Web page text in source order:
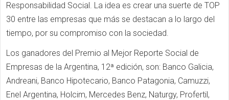
Responsabilidad Social. La idea es crear una suerte de TOP
30 entre las empresas que más se destacan a lo largo del
tiempo, por su compromiso con la sociedad.
Los ganadores del Premio al Mejor Reporte Social de
Empresas de la Argentina, 12ª edición, son: Banco Galicia,
Andreani, Banco Hipotecario, Banco Patagonia, Camuzzi,
Enel Argentina, Holcim, Mercedes Benz, Naturgy, Profertil,